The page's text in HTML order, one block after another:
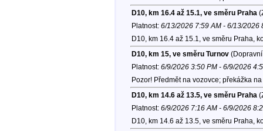
D10, km 16.4 až 15.1, ve směru Praha
Platnost: 6/13/2026 7:59 AM - 6/13/2026
D10, km 16.4 až 15.1, ve směru Praha,
D10, km 15, ve směru Turnov(Dopravní
Platnost: 6/9/2026 3:50 PM - 6/9/2026
Pozor! Předmět na vozovce; překážka
D10, km 14.6 až 13.5, ve směru Praha
Platnost: 6/9/2026 7:16 AM - 6/9/2026
D10, km 14.6 až 13.5, ve směru Praha,